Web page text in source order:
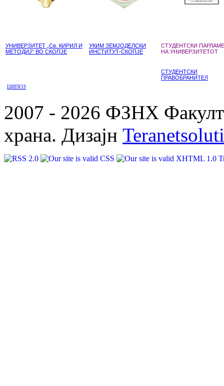
УНИВЕРЗИТЕТ „Св. КИРИЛ И
МЕТОДИЈ“ ВО СКОПЈЕ
УКИМ ЗЕМЈОДЕЛСКИ
ИНСТИТУТ-СКОПЈЕ
СТУДЕНТСКИ
НА УНИВЕРЗИТЕТОТ
СТУДЕНТСКИ
ПРАВОБРАНИТЕЛ
ЦИПОЗ
2007 - 2026 ФЗНХ
храна. Дизајн